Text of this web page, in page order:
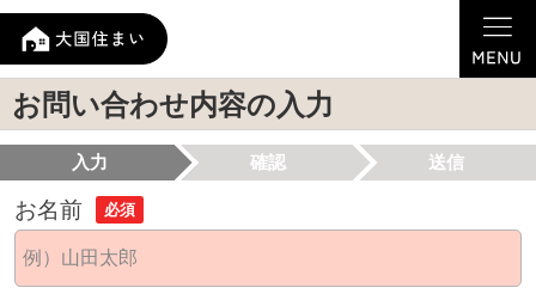
お問い合わせ内容の入力
入力 確認 送信
お名前 必須